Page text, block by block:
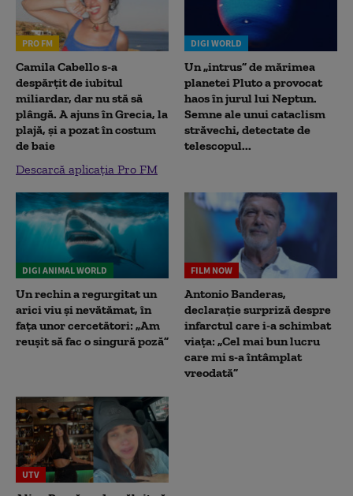
PRO FM
Camila Cabello s-a
despărțit de iubitul
miliardar, dar nu stă să
plângă. A ajuns în Grecia, la
plajă, și a pozat în costum
de baie
Descarcă aplicația Pro FM
DIGI WORLD
Un „intrus” de mărimea
planetei Pluto a provocat
haos în jurul lui Neptun.
Semne ale unui cataclism
străvechi, detectate de
telescopul...
DIGI ANIMAL WORLD
Un rechin a regurgitat un
arici viu și nevătămat, în
fața unor cercetători: „Am
reușit să fac o singură poză”
FILM NOW
Antonio Banderas,
declarație surpriză despre
infarctul care i-a schimbat
viața: „Cel mai bun lucru
care mi s-a întâmplat
vreodată”
UTV